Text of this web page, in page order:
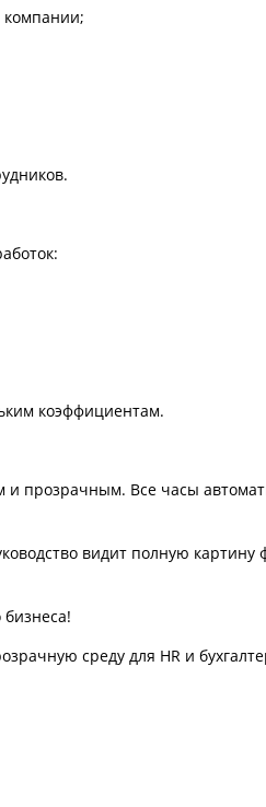
компании;
коэффициентам.
прозрачным. Все часы
видит полную
среду для HR и